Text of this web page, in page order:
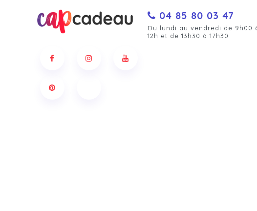
04 85 80 03 47
Du lundi au vendredi de 9h00
12h et de 13h30 à 17h30